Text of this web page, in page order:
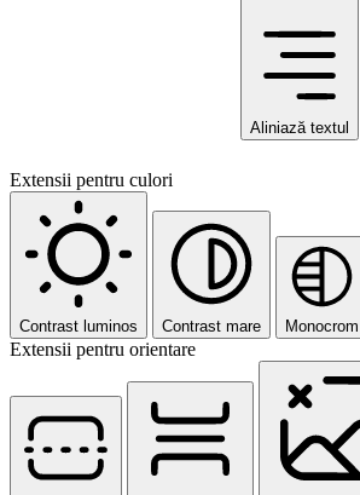
Aliniază textul
Extensii pentru culori
Contrast luminos Contrast mare Monocrom
Extensii pentru orientare